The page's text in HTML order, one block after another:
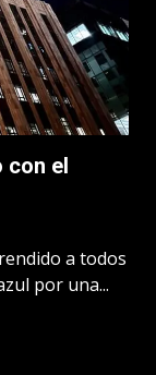
con el
a todos
por una...